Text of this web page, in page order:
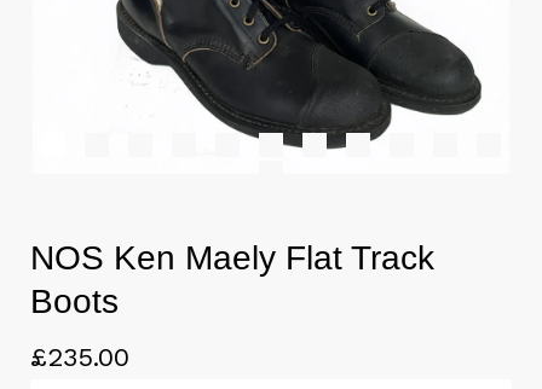
NOS Ken Maely Flat Track
Boots
£235.00